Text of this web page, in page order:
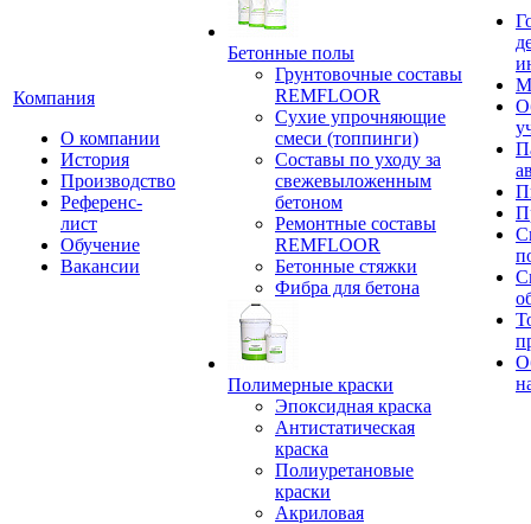
Компания
О компании
История
Производство
Референс-
лист
Обучение
Вакансии
Бетонные полы
Грунтовочные составы
REMFLOOR
Сухие упрочняющие
смеси (топпинги)
Составы по уходу за
свежевыложенным
бетоном
Ремонтные составы
REMFLOOR
Бетонные стяжки
Фибра для бетона
Полимерные краски
Эпоксидная краска
Антистатическая
краска
Полиуретановые
краски
Акриловая